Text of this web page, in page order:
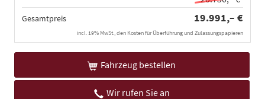
Gesamtpreis 19.991,– €
incl. 19% MwSt., den Kosten für Überführung und Zulassungspapieren
Fahrzeug bestellen
Wir rufen Sie an